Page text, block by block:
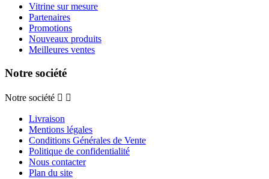
Vitrine sur mesure
Partenaires
Promotions
Nouveaux produits
Meilleures ventes
Notre société
Notre société  
Livraison
Mentions légales
Conditions Générales de Vente
Politique de confidentialité
Nous contacter
Plan du site